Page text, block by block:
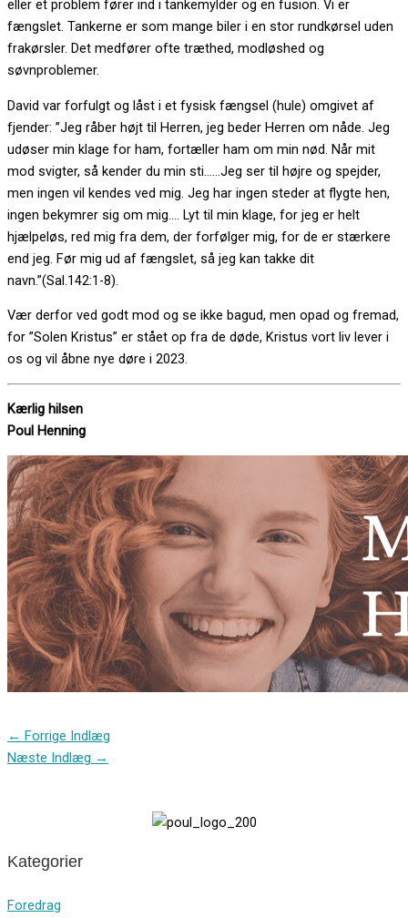
eller et problem fører ind i tankemylder og en fusion. Vi er
fængslet. Tankerne er som mange biler i en stor rundkørsel uden
frakørsler. Det medfører ofte træthed, modløshed og
søvnproblemer.
David var forfulgt og låst i et fysisk fængsel (hule) omgivet af
fjender: ”Jeg råber højt til Herren, jeg beder Herren om nåde. Jeg
udøser min klage for ham, fortæller ham om min nød. Når mit
mod svigter, så kender du min sti……Jeg ser til højre og spejder,
men ingen vil kendes ved mig. Jeg har ingen steder at flygte hen,
ingen bekymrer sig om mig…. Lyt til min klage, for jeg er helt
hjælpeløs, red mig fra dem, der forfølger mig, for de er stærkere
end jeg. Før mig ud af fængslet, så jeg kan takke dit
navn.”(Sal.142:1-8).
Vær derfor ved godt mod og se ikke bagud, men opad og fremad,
for ”Solen Kristus” er stået op fra de døde, Kristus vort liv lever i
os og vil åbne nye døre i 2023.
Kærlig hilsen
Poul Henning
← Forrige Indlæg
Næste Indlæg →
Kategorier
Foredrag